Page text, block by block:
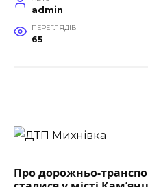
admin
ПЕРЕГЛЯДІВ
65
Про дорожньо-